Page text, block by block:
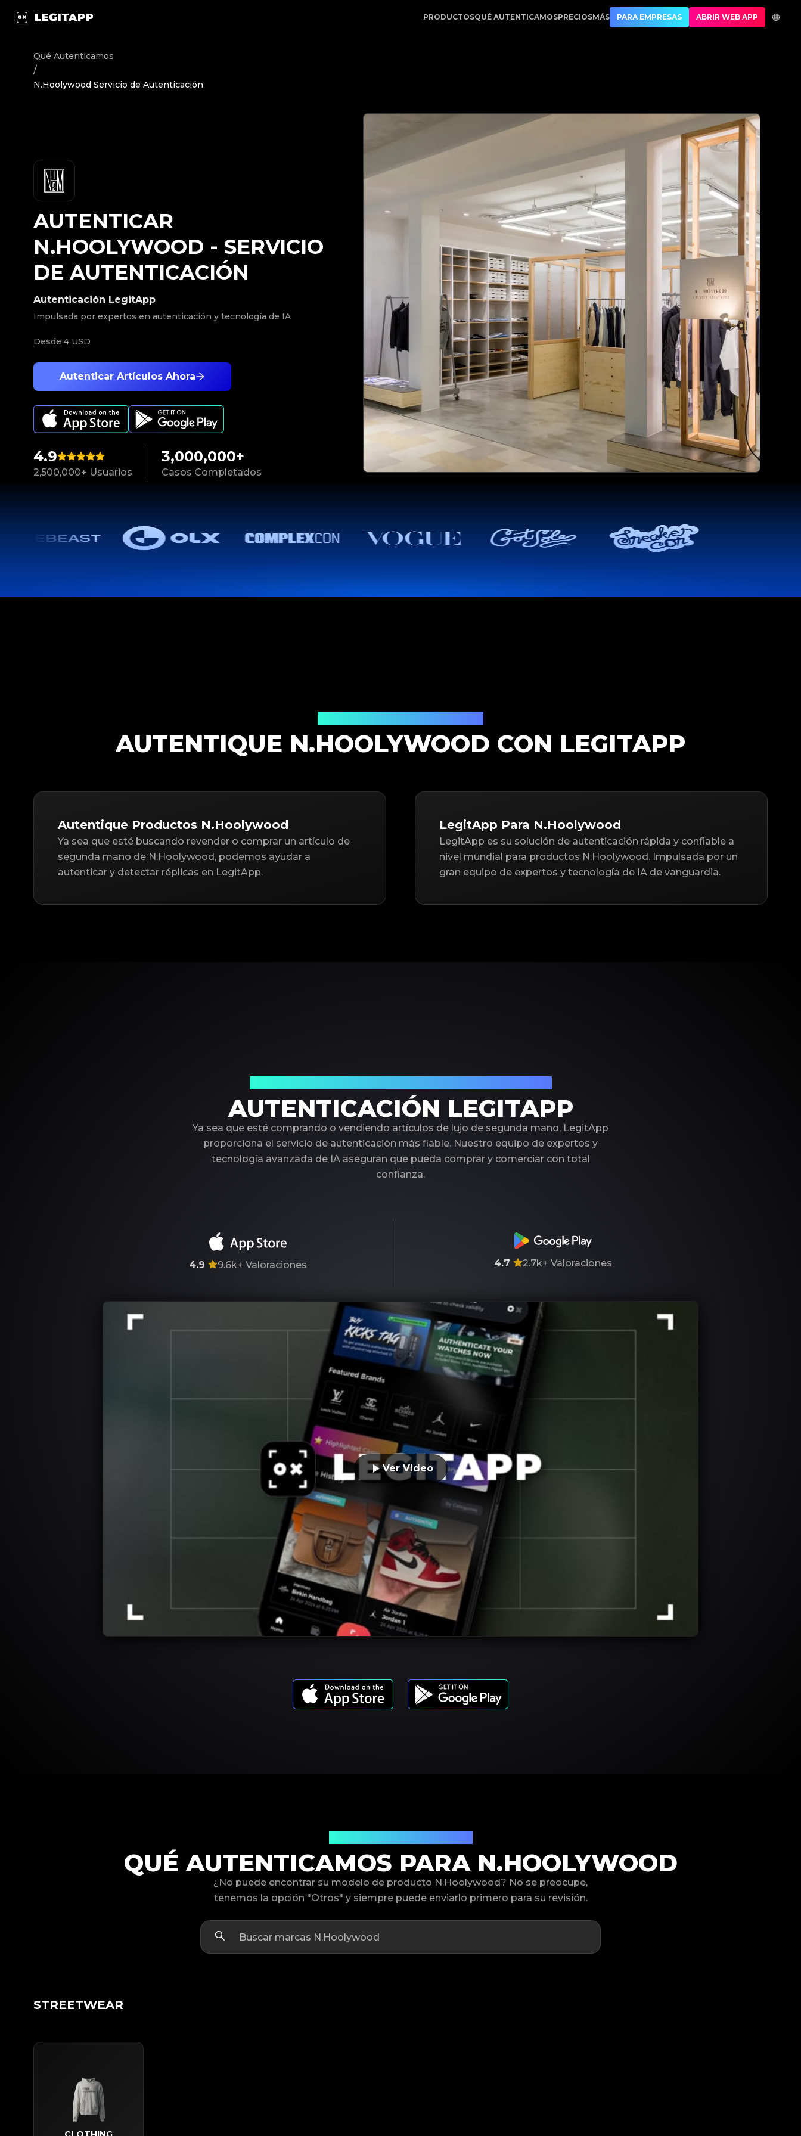
Autenticar N.Hoolywood - Servicio de Autenticación | LegitApp | Su Socio de Confianza en Autenticación de Lujo | No.1 Best Authentication
PRODUCTOSQUÉ AUTENTICAMOSPRECIOSMÁS PARA EMPRESAS ABRIR WEB APP
Qué Autenticamos
/
N.Hoolywood Servicio de Autenticación
4.9
2,500,000+ Usuarios
3,000,000+
Casos Completados
Autenticar Artículos Ahora
Autenticación LegitApp
Impulsada por expertos en autenticación y tecnología de IA
Desde 4 USD
AUTENTICAR
N.HOOLYWOOD - SERVICIO
DE AUTENTICACIÓN
AUTENTIQUE N.HOOLYWOOD CON LEGITAPP
Autentique Productos N.Hoolywood
Ya sea que esté buscando revender o comprar un artículo de
segunda mano de N.Hoolywood, podemos ayudar a
autenticar y detectar réplicas en LegitApp.
LegitApp Para N.Hoolywood
LegitApp es su solución de autenticación rápida y confiable a
nivel mundial para productos N.Hoolywood. Impulsada por un
gran equipo de expertos y tecnología de IA de vanguardia.
AUTENTICACIÓN LEGITAPP
Ya sea que esté comprando o vendiendo artículos de lujo de segunda mano, LegitApp
proporciona el servicio de autenticación más fiable. Nuestro equipo de expertos y
tecnología avanzada de IA aseguran que pueda comprar y comerciar con total
confianza.
4.9 9.6k+ Valoraciones 4.7 2.7k+ Valoraciones
Ver Video
QUÉ AUTENTICAMOS PARA N.HOOLYWOOD
¿No puede encontrar su modelo de producto N.Hoolywood? No se preocupe,
tenemos la opción "Otros" y siempre puede enviarlo primero para su revisión.
STREETWEAR